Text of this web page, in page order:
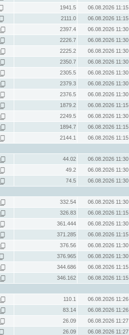
1941.5
06.08.2026 11:15
2111.0
06.08.2026 11:15
2397.4
06.08.2026 11:30
2226.7
06.08.2026 11:30
2225.2
06.08.2026 11:30
2350.7
06.08.2026 11:30
2305.5
06.08.2026 11:30
2379.3
06.08.2026 11:30
2376.5
06.08.2026 11:30
1879.2
06.08.2026 11:15
2249.5
06.08.2026 11:30
1894.7
06.08.2026 11:15
2144.1
06.08.2026 11:15
44.02
06.08.2026 11:30
49.2
06.08.2026 11:30
74.5
06.08.2026 11:30
332.54
06.08.2026 11:30
326.83
06.08.2026 11:15
361.444
06.08.2026 11:30
371.285
06.08.2026 11:15
376.56
06.08.2026 11:30
376.965
06.08.2026 11:30
344.686
06.08.2026 11:15
346.162
06.08.2026 11:15
110.1
06.08.2026 11:26
83.14
06.08.2026 11:26
26.09
06.08.2026 11:27
26.09
06.08.2026 11:27